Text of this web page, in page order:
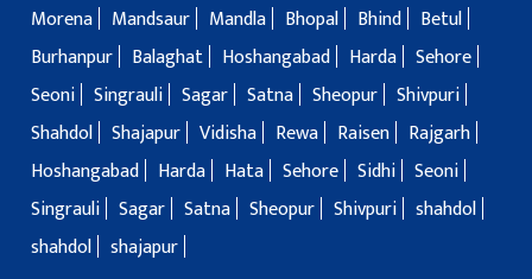
Morena
Mandsaur Mandla Bhopal Bhind
Betul
Burhanpur
Balaghat Hoshangabad Harda Sehore
Seoni Singrauli Sagar Satna Sheopur Shivpuri
Shahdol Shajapur Vidisha Rewa Raisen
Rajgarh
Hoshangabad
Harda Hata Sehore Sidhi Seoni
Singrauli Sagar Satna Sheopur Shivpuri shahdol
shahdol shajapur